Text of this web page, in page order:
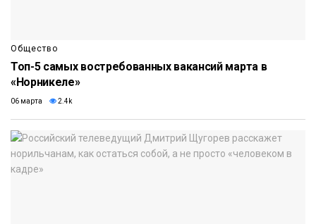
Общество
Топ-5 самых востребованных вакансий марта в
«Норникеле»
06 марта 2.4k